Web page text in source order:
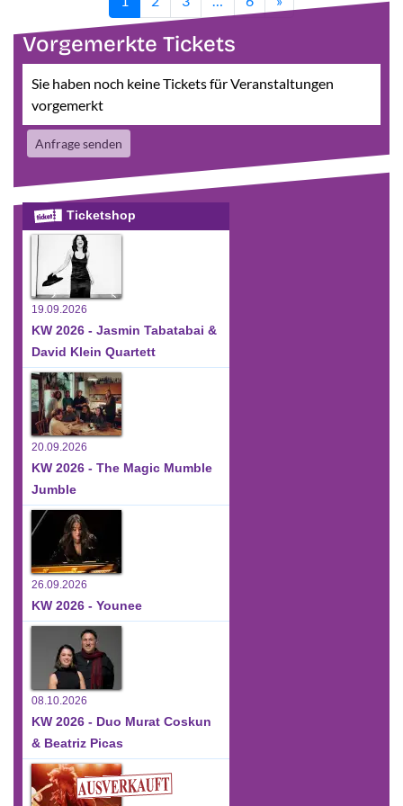
Vorgemerkte Tickets
Sie haben noch keine Tickets für Veranstaltungen
vorgemerkt
Anfrage senden
Ticketshop
19.09.2026
KW 2026 - Jasmin Tabatabai &
David Klein Quartett
20.09.2026
KW 2026 - The Magic Mumble
Jumble
26.09.2026
KW 2026 - Younee
08.10.2026
KW 2026 - Duo Murat Coskun
& Beatriz Picas